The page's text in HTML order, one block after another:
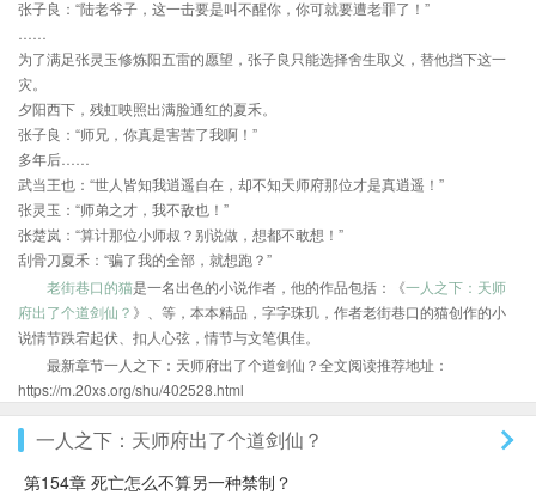
张子良：“陆老爷子，这一击要是叫不醒你，你可就要遭老罪了！”
为了满足张灵玉修炼阳五雷的愿望，张子良只能选择舍生取义，替他挡下这一
灾。
夕阳西下，残虹映照出满脸通红的夏禾。
张子良：“师兄，你真是害苦了我啊！”
多年后……
武当王也：“世人皆知我逍遥自在，却不知天师府那位才是真逍遥！”
张灵玉：“师弟之才，我不敌也！”
张楚岚：“算计那位小师叔？别说做，想都不敢想！”
刮骨刀夏禾：“骗了我的全部，就想跑？”
老街巷口的猫是一名出色的小说作者，他的作品包括：《一人之下：天师
府出了个道剑仙？ 》、等，本本精品，字字珠玑，作者老街巷口的猫创作的小
说情节跌宕起伏、扣人心弦，情节与文笔俱佳。
最新章节一人之下：天师府出了个道剑仙？全文阅读推荐地址：
https://m.20xs.org/shu/402528.html
一人之下：天师府出了个道剑仙？
第154章 死亡怎么不算另一种禁制？